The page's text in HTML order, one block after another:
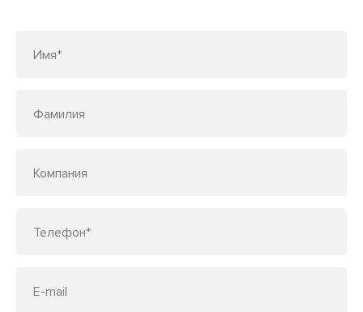
Имя*
Фамилия
Компания
Телефон*
E-mail